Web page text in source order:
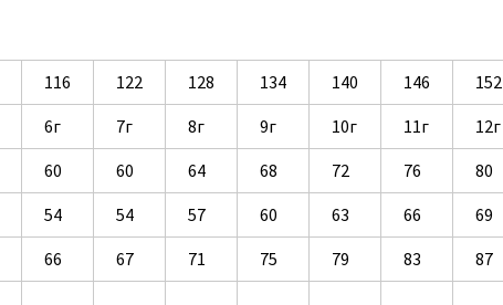
116 122 128 134 140 146 152
6г 7г 8г 9г 10г 11г 12г
60 60 64 68 72 76 80
54 54 57 60 63 66 69
66 67 71 75 79 83 87